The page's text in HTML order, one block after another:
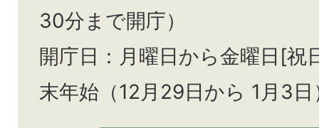
30分まで開庁）
開庁日：月曜日から金曜日[祝
末年始（12月29日から 1月3